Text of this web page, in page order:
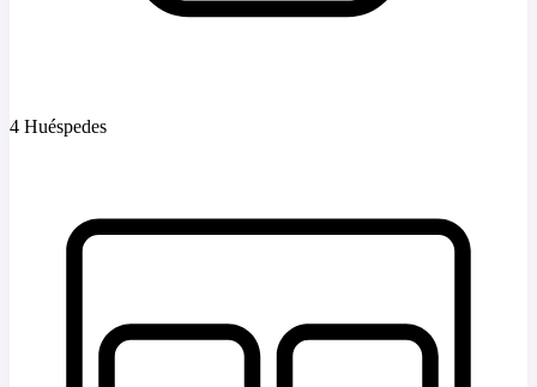
4 Huéspedes